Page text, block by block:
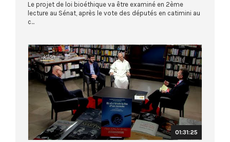
Le projet de loi bioéthique va être examiné en 2ème
lecture au Sénat, après le vote des députés en catimini au
c...
01:31:25